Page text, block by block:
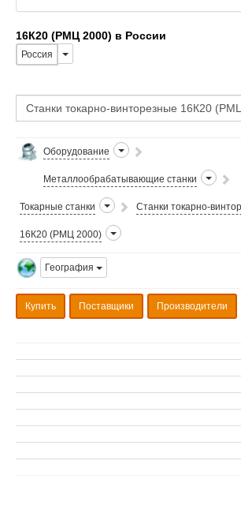
16К20 (РМЦ 2000) в России
Россия
Оборудование
Металлообрабатывающие станки
Токарные станки Станки токарно-
16К20 (РМЦ 2000)
География
Купить Поставщики Производители